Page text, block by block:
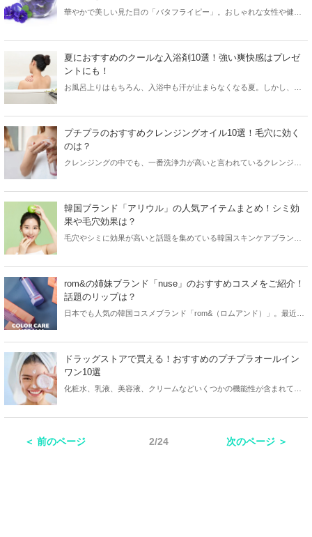
華やかで美しい見た目の「バタフライピー」。おしゃれな女性や健康
ご紹介します！
夏におすすめのクールな入浴剤10選！強い爽快感はプレゼ
ントにも！
お風呂上りはもちろん、入浴中も汗が止まらなくなる夏。しかし、最
プチプラのおすすめクレンジングオイル10選！毛穴に効く
のは？
クレンジングの中でも、一番洗浄力が高いと言われているクレンジン
をプチプラ限定でご紹介します！
韓国ブランド「アリウル」の人気アイテムまとめ！シミ効
果や毛穴効果は？
毛穴やシミに効果が高いと話題を集めている韓国スキンケアブランド
rom&の姉妹ブランド「nuse」のおすすめコスメをご紹介！
話題のリップは？
日本でも人気の韓国コスメブランド「rom&（ロムアンド）」。最近で
ドラッグストアで買える！おすすめのプチプラオールイン
ワン10選
化粧水、乳液、美容液、クリームなどいくつかの機能性が含まれてい
す！
＜ 前のページ 2/24 次のページ ＞